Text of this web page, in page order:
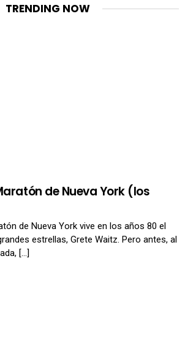
TRENDING NOW
de Nueva York (los
de Nueva York vive en los años 80 el
estrellas, Grete Waitz. Pero antes, al
[…]